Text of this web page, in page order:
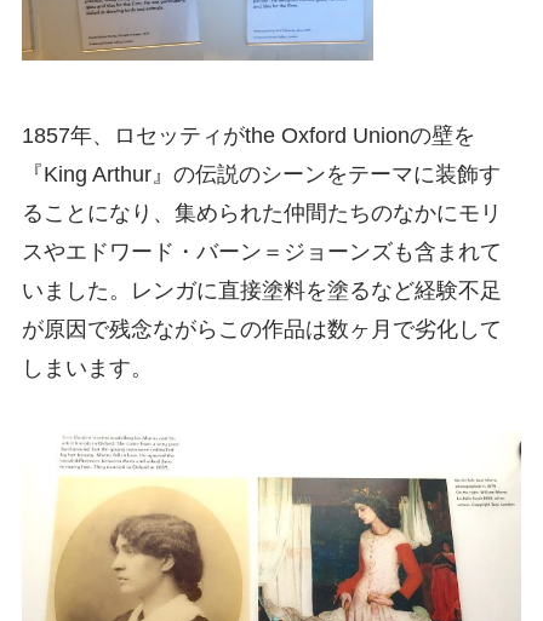
1857年、ロセッティがthe Oxford Unionの壁を
『King Arthur』の伝説のシーンをテーマに装飾す
ることになり、集められた仲間たちのなかにモリ
スやエドワード・バーン＝ジョーンズも含まれて
いました。レンガに直接塗料を塗るなど経験不足
が原因で残念ながらこの作品は数ヶ月で劣化して
しまいます。